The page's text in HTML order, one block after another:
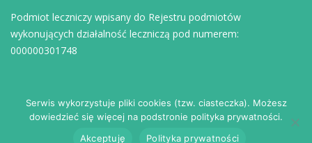
Podmiot leczniczy wpisany do Rejestru podmiotów
wykonujących działalność leczniczą pod numerem:
000000301748
eDoktorzy.pl . Wszelkie prawa zastrzeżone.
Serwis wykorzystuje pliki cookies (tzw. ciasteczka). Możesz
dowiedzieć się więcej na podstronie polityka prywatności.
Akceptuję
Polityka prywatności